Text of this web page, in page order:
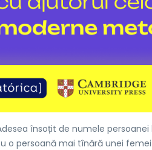
însoțit de numele
o persoană mai tînără unei